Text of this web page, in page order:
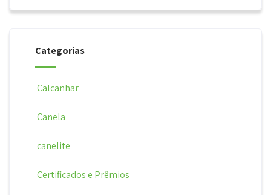
Categorias
Calcanhar
Canela
canelite
Certificados e Prêmios